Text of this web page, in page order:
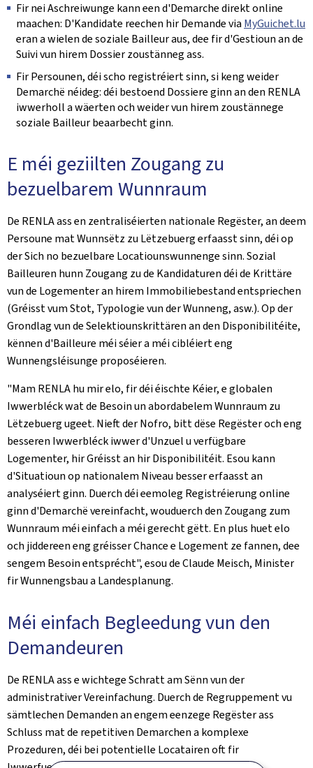
Fir nei Aschreiwunge kann een d'Demarche direkt online
maachen: D'Kandidate reechen hir Demande via MyGuichet.lu
eran a wielen de soziale Bailleur aus, dee fir d'Gestioun an de
Suivi vun hirem Dossier zoustänneg ass.
Fir Persounen, déi scho registréiert sinn, si keng weider
Demarchë néideg: déi bestoend Dossiere ginn an den RENLA
iwwerholl a wäerten och weider vun hirem zoustännege
soziale Bailleur beaarbecht ginn.
E méi geziilten Zougang zu
bezuelbarem Wunnraum
De RENLA ass en zentraliséierten nationale Regëster, an deem
Persoune mat Wunnsëtz zu Lëtzebuerg erfaasst sinn, déi op
der Sich no bezuelbare Locatiounswunnenge sinn. Sozial
Bailleuren hunn Zougang zu de Kandidaturen déi de Krittäre
vun de Logementer an hirem Immobiliebestand entspriechen
(Gréisst vum Stot, Typologie vun der Wunneng, asw.). Op der
Grondlag vun de Selektiounskrittären an den Disponibilitéite,
kënnen d'Bailleure méi séier a méi cibléiert eng
Wunnengsléisunge proposéieren.
"Mam RENLA hu mir elo, fir déi éischte Kéier, e globalen
Iwwerbléck wat de Besoin un abordabelem Wunnraum zu
Lëtzebuerg ugeet. Nieft der Nofro, bitt dëse Regëster och eng
besseren Iwwerbléck iwwer d'Unzuel u verfügbare
Logementer, hir Gréisst an hir Disponibilitéit. Esou kann
d'Situatioun op nationalem Niveau besser erfaasst an
analyséiert ginn. Duerch déi eemoleg Registréierung online
ginn d'Demarchë vereinfacht, wouduerch den Zougang zum
Wunnraum méi einfach a méi gerecht gëtt. En plus huet elo
och jiddereen eng gréisser Chance e Logement ze fannen, dee
sengem Besoin entsprécht", esou de Claude Meisch, Minister
fir Wunnengsbau a Landesplanung.
Méi einfach Begleedung vun den
Demandeuren
De RENLA ass e wichtege Schratt am Sënn vun der
administrativer Vereinfachung. Duerch de Regruppement vu
sämtlechen Demanden an engem eenzege Regëster ass
Schluss mat de repetitiven Demarchen a komplexe
Prozeduren, déi bei potentielle Locatairen oft fir